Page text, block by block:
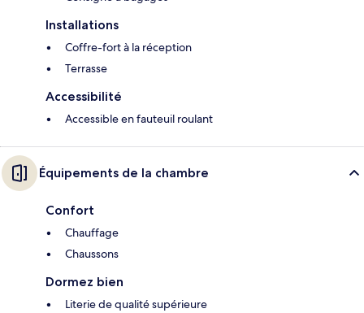
Installations
Coffre-fort à la réception
Terrasse
Accessibilité
Accessible en fauteuil roulant
Équipements de la chambre
Confort
Chauffage
Chaussons
Dormez bien
Literie de qualité supérieure